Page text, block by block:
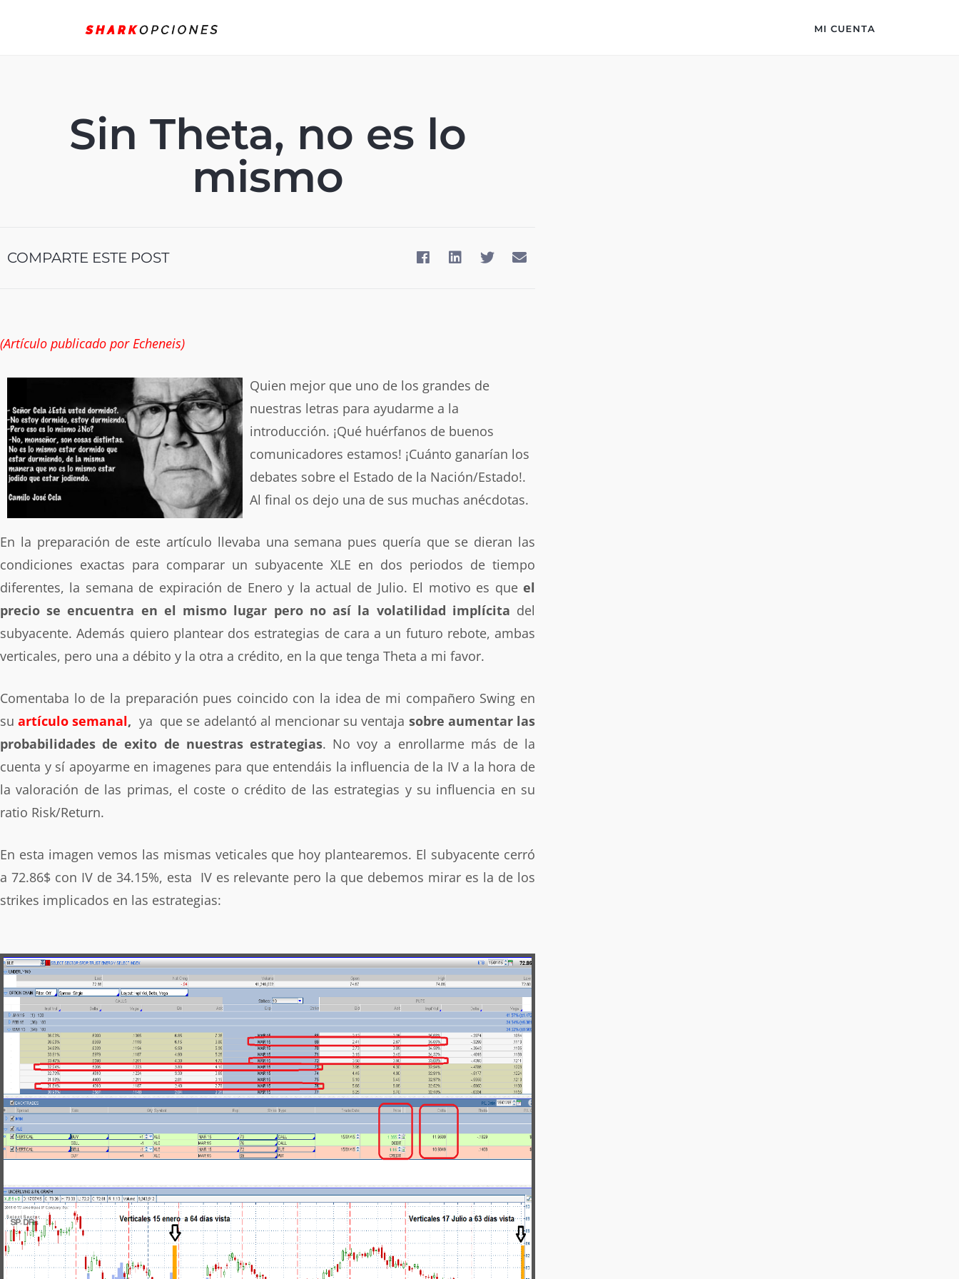
MI CUENTA
Sin Theta, no es lo
mismo
COMPARTE ESTE POST
(Artículo publicado por Echeneis)
Quien mejor que uno de los grandes de
nuestras letras para ayudarme a la
introducción. ¡Qué huérfanos de buenos
comunicadores estamos! ¡Cuánto ganarían los
debates sobre el Estado de la Nación/Estado!.
Al final os dejo una de sus muchas anécdotas.
En la preparación de este artículo llevaba una semana pues quería que se dieran las
condiciones exactas para comparar un subyacente XLE en dos periodos de tiempo
diferentes, la semana de expiración de Enero y la actual de Julio. El motivo es que el
precio se encuentra en el mismo lugar pero no así la volatilidad implícita del
subyacente. Además quiero plantear dos estrategias de cara a un futuro rebote, ambas
verticales, pero una a débito y la otra a crédito, en la que tenga Theta a mi favor.
Comentaba lo de la preparación pues coincido con la idea de mi compañero Swing en
suartículo semanal, ya que se adelantó al mencionar su ventaja sobre aumentar las
probabilidades de exito de nuestras estrategias. No voy a enrollarme más de la
cuenta y sí apoyarme en imagenes para que entendáis la influencia de la IV a la hora de
la valoración de las primas, el coste o crédito de las estrategias y su influencia en su
ratio Risk/Return.
En esta imagen vemos las mismas veticales que hoy plantearemos. El subyacente cerró
a 72.86$ con IV de 34.15%, esta IV es relevante pero la que debemos mirar es la de los
strikes implicados en las estrategias: